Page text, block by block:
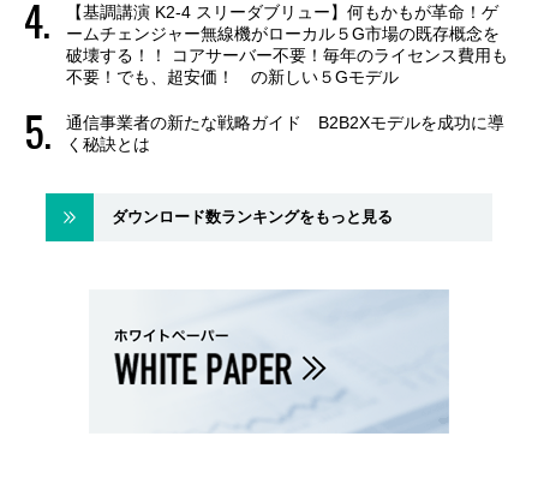
【基調講演 K2-4 スリーダブリュー】何もかもが革命！ゲ
ームチェンジャー無線機がローカル５G市場の既存概念を
破壊する！！ コアサーバー不要！毎年のライセンス費用も
不要！でも、超安価！ の新しい５Gモデル
通信事業者の新たな戦略ガイド B2B2Xモデルを成功に導
く秘訣とは
ダウンロード数ランキングをもっと見る